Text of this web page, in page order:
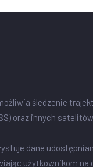
śledzenie
oraz innych
dane
użytkownikom